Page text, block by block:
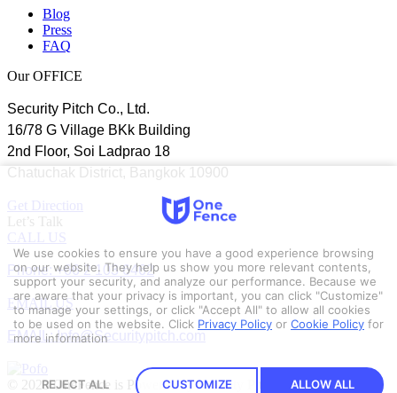
Blog
Press
FAQ
Our OFFICE
Security Pitch Co., Ltd.
16/78 G Village BKk Building
2nd Floor, Soi Ladprao 18
Chatuchak District, Bangkok 10900
Get Direction
Let’s Talk
CALL US
Phone: +66 2 103 6462
EMAIL US
EMAIL: Info@Securitypitch.com
© 2023 OneFence is Powered by Security Pitch.
We use cookies to ensure you have a good experience browsing
on our website. They help us show you more relevant contents,
support your security, and analyze our performance. Because we
are aware that your privacy is important, you can click "Customize"
to manage your settings, or click "Accept All" to allow all cookies
to be used on the website. Click Privacy Policy or Cookie Policy for
more information
REJECT ALL CUSTOMIZE ALLOW ALL